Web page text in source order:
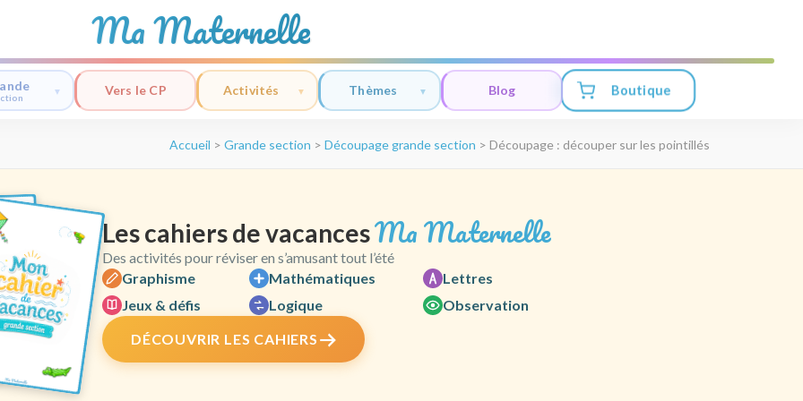
Ma Maternelle
Vers le CP Activités Thèmes Blog Boutique
Accueil > Grande section > Découpage grande section > Découpage : découper sur les pointillés
Les cahiers de vacancesMa Maternelle
Des activités pour réviser en s’amusant tout l’été
Graphisme
Mathématiques
Lettres
Jeux & défis
Logique
Observation
DÉCOUVRIR LES CAHIERS